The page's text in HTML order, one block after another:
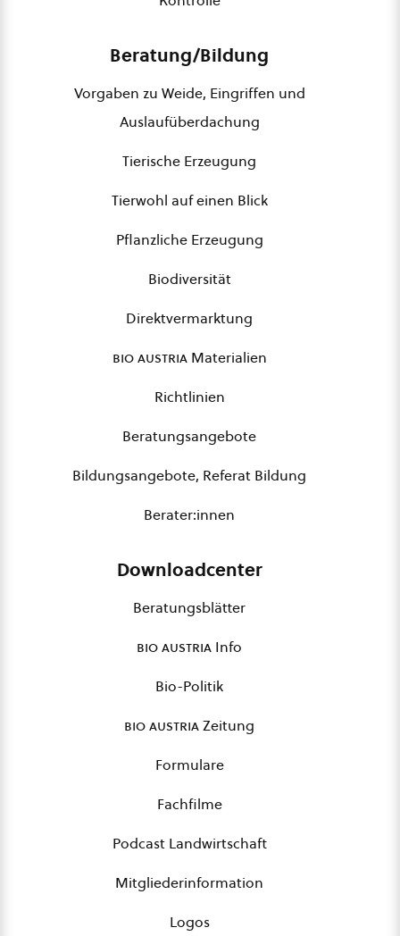
Beratung/Bildung
Vorgaben zu Weide, Eingriffen und
Auslaufüberdachung
Tierische Erzeugung
Tierwohl auf einen Blick
Pflanzliche Erzeugung
Biodiversität
Direktvermarktung
bio austriaMaterialien
Richtlinien
Beratungsangebote
Bildungsangebote, Referat Bildung
Berater:innen
Downloadcenter
Beratungsblätter
bio austria Info
Bio-Politik
bio austriaZeitung
Formulare
Fachfilme
Podcast Landwirtschaft
Mitgliederinformation
Logos